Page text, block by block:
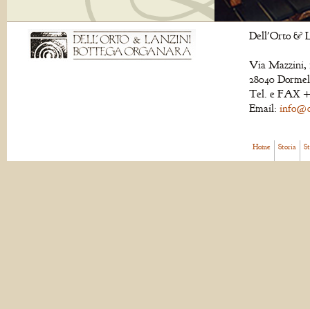
Dell'Orto &
Via Mazzini,
28040
Tel. e FAX
Email:
Home Storia